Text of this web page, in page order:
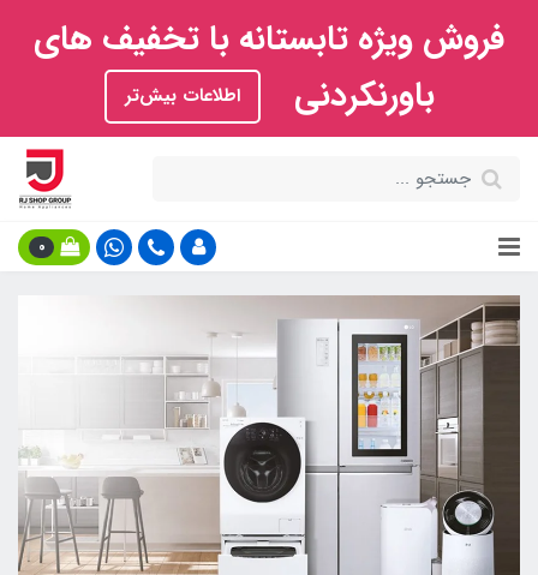
فروش ویژه تابستانه با تخفیف های
باورنکردنی
اطلاعات بیش‌تر
0